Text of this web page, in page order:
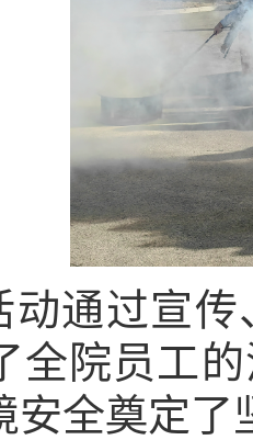
动通过宣
全院员工
安全奠定了